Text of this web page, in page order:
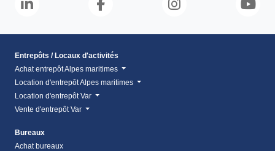
Entrepôts / Locaux d'activités
Achat entrepôt Alpes maritimes
Location d'entrepôt Alpes maritimes
Location d'entrepôt Var
Vente d'entrepôt Var
Bureaux
Achat bureaux